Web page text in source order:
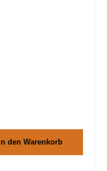
In den Warenkorb